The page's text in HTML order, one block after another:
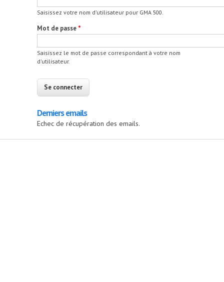
Saisissez votre nom d'utilisateur pour GMA 500.
Mot de passe *
Saisissez le mot de passe correspondant à votre nom
d'utilisateur.
Derniers emails
Echec de récupération des emails.